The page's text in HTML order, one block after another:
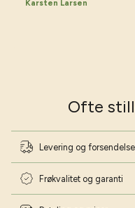
Karsten Larsen
Ofte
Levering og forsendelse
Frøkvalitet og garanti
Fødselsdag
Ja tak - lad